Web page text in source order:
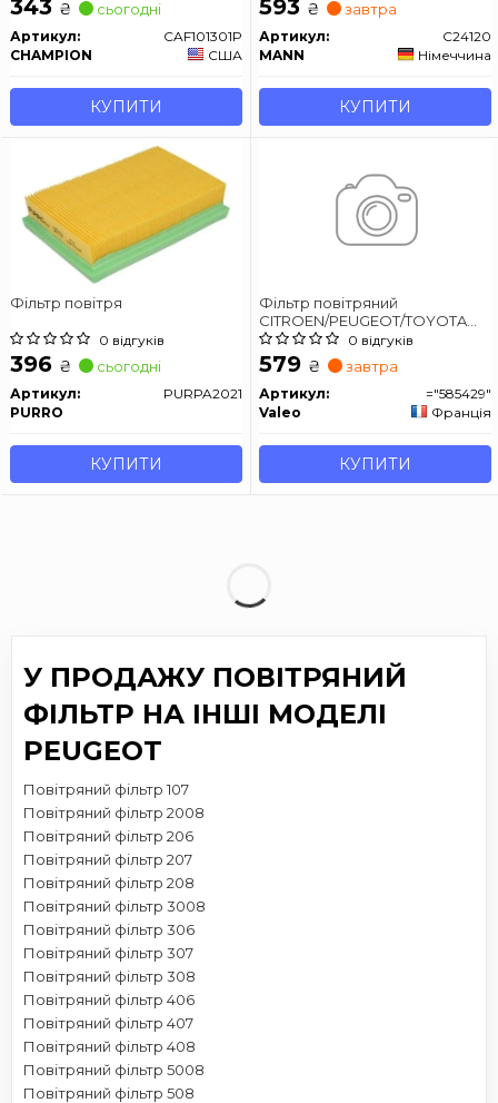
343 ₴ сьогодні
Артикул:
CAF101301P
CHAMPION
США
КУПИТИ
593 ₴ завтра
Артикул:
C24120
MANN
Німеччина
КУПИТИ
Фільтр повітря
0 відгуків
396 ₴ сьогодні
Артикул:
PURPA2021
PURRO
КУПИТИ
Фільтр повітряний
CITROEN/PEUGEOT/TOYOTA
C1/108/Yaris "1,0-1,8 "10>>
0 відгуків
579 ₴ завтра
Артикул:
="585429"
Valeo
Франція
КУПИТИ
У ПРОДАЖУ ПОВІТРЯНИЙ
ФІЛЬТР НА ІНШІ МОДЕЛІ
PEUGEOT
Повітряний фільтр 107
Повітряний фільтр 2008
Повітряний фільтр 206
Повітряний фільтр 207
Повітряний фільтр 208
Повітряний фільтр 3008
Повітряний фільтр 306
Повітряний фільтр 307
Повітряний фільтр 308
Повітряний фільтр 406
Повітряний фільтр 407
Повітряний фільтр 408
Повітряний фільтр 5008
Повітряний фільтр 508